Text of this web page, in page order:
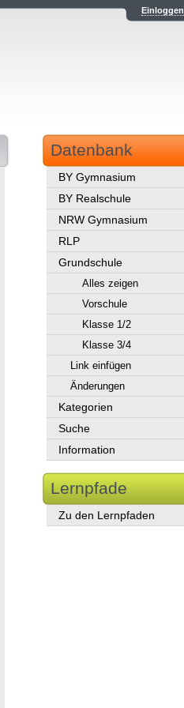
Einloggen
Datenbank
BY Gymnasium
BY Realschule
NRW Gymnasium
RLP
Grundschule
Alles zeigen
Vorschule
Klasse 1/2
Klasse 3/4
Link einfügen
Änderungen
Kategorien
Suche
Information
Lernpfade
Zu den Lernpfaden